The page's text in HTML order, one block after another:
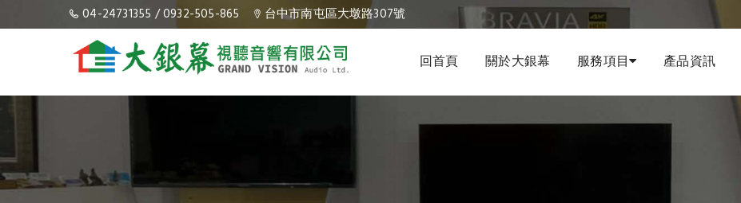
04-24731355 /0932-505-865 台中市南屯區大墩路307號
回首頁 關於大銀幕 服務項目 產品資訊
大銀幕視聽音響